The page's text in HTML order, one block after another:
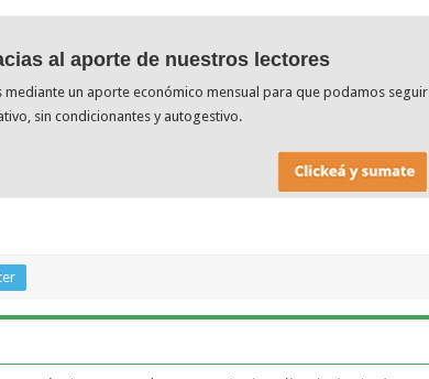
al aporte de nuestros lectores
mediante un aporte económico mensual para que podamos seguir
sin condicionantes y autogestivo.